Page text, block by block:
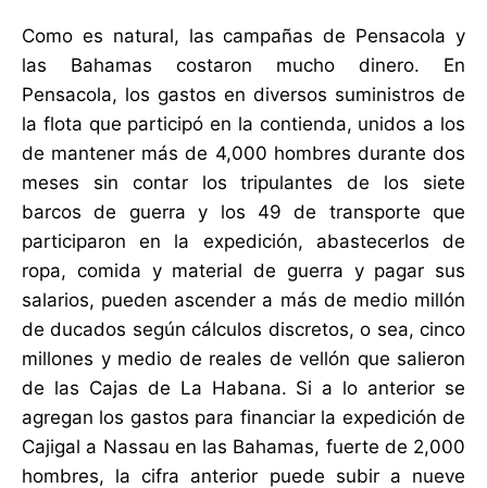
Como es natural, las campañas de Pensacola y
las Bahamas costaron mucho dinero. En
Pensacola, los gastos en diversos suministros de
la flota que participó en la contienda, unidos a los
de mantener más de 4,000 hombres durante dos
meses sin contar los tripulantes de los siete
barcos de guerra y los 49 de transporte que
participaron en la expedición, abastecerlos de
ropa, comida y material de guerra y pagar sus
salarios, pueden ascender a más de medio millón
de ducados según cálculos discretos, o sea, cinco
millones y medio de reales de vellón que salieron
de las Cajas de La Habana. Si a lo anterior se
agregan los gastos para financiar la expedición de
Cajigal a Nassau en las Bahamas, fuerte de 2,000
hombres, la cifra anterior puede subir a nueve